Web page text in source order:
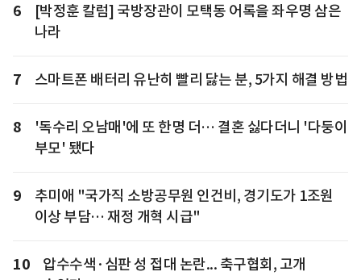
6
[박정훈 칼럼] 국방장관이 모택동 어록을 좌우명 삼은
나라
7 스마트폰 배터리 유난히 빨리 닳는 분, 5가지 해결 방법
8
'독수리 오남매'에 또 한명 더… 결혼 싫다더니 '다둥이
부모' 됐다
9
추미애 "국가직 소방공무원 인건비, 경기도가 1조원
이상 부담… 재정 개혁 시급"
10
압수수색·심판 성 접대 논란... 축구협회, 고개